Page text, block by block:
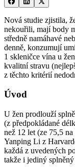
Nová studie zjistila,
nekouřili, mají body
středně namáhavé
denně, konzumují
1 skleničce vína u
kvalitní stravu
z těchto kritérií
Úvod
U žen prodlouží
(z předpokládané
než 12 let (ze 75,5
Yanping Li z
každá z uvedených
takže i jediný